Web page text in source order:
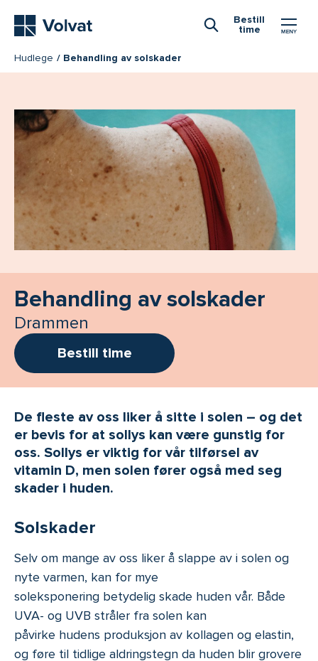
Bestill
time
Hudlege Behandling av solskader
Behandling av solskader
Drammen
Bestill time
De fleste av oss liker å sitte i solen – og det
er bevis for at sollys kan være gunstig for
oss. Sollys er viktig for vår tilførsel av
vitamin D, men solen fører også med seg
skader i huden.
Solskader
Selv om mange av oss liker å slappe av i solen og
nyte varmen, kan for mye
soleksponering betydelig skade huden vår. Både
UVA- og UVB stråler fra solen kan
påvirke hudens produksjon av kollagen og elastin,
og føre til tidlige aldringstegn da huden blir grovere